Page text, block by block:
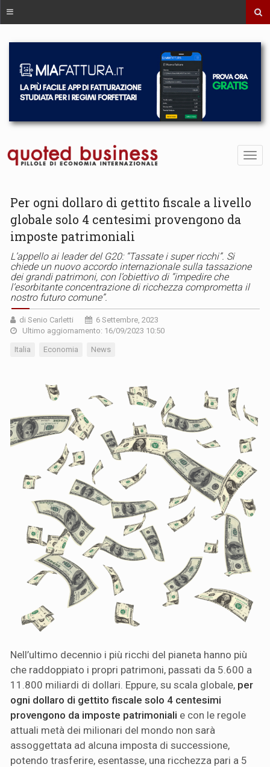
Per ogni dollaro di gettito fiscale a livello
globale solo 4 centesimi provengono da
imposte patrimoniali
L’appello ai leader del G20: “Tassate i super ricchi”. Si
chiede un nuovo accordo internazionale sulla tassazione
dei grandi patrimoni, con l’obiettivo di “impedire che
l’esorbitante concentrazione di ricchezza comprometta il
nostro futuro comune”.
di Senio Carletti
6 Settembre, 2023
Ultimo aggiornamento: 16/09/2023 10:50
Italia Economia News
Nell’ultimo decennio i più ricchi del pianeta hanno più
che raddoppiato i propri patrimoni, passati da 5.600 a
11.800 miliardi di dollari. Eppure, su scala globale, per
ogni dollaro di gettito fiscale solo 4 centesimi
provengono da imposte patrimoniali e con le regole
attuali metà dei milionari del mondo non sarà
assoggettata ad alcuna imposta di successione,
potendo trasferire, esentasse, una ricchezza pari a 5